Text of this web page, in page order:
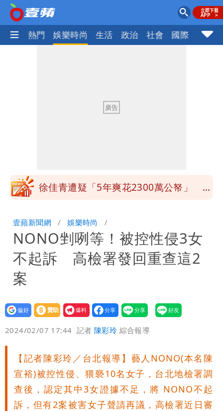
焦點 熱門 娛樂時尚 生活 政治 社會 國際 財經
空纜車、小巨蛋全面戒備
獨家｜台中國一特教生持掃把攻擊老師
員收益變化
徐佳青遭疑「5年爽花2300萬公帑」 本
存在 再度被嗆：李白、杜甫用鮮卑文寫
詩？
白海豚颱風影響！北捷活動延期一週 貓
空纜車、小巨蛋全面戒備
獨家｜台中國一特教生持掃把攻擊老師
壹蘋新聞網 娛樂時尚
NONO剉咧等！被控性侵3女
不起訴 高檢署發回重查這2
案
設為
贊助
我要
爆料
2024/02/07 17:44 記者陳彩玲 綜合報導
【記者陳彩玲／台北報導】藝人NONO(本名陳
宣裕)被控性侵、猥褻10名女子，台北地檢署調
查後，認定其中3女證據不足，將 NONO不起
訴，但有2案被害女子聲請再議，高檢署近日審